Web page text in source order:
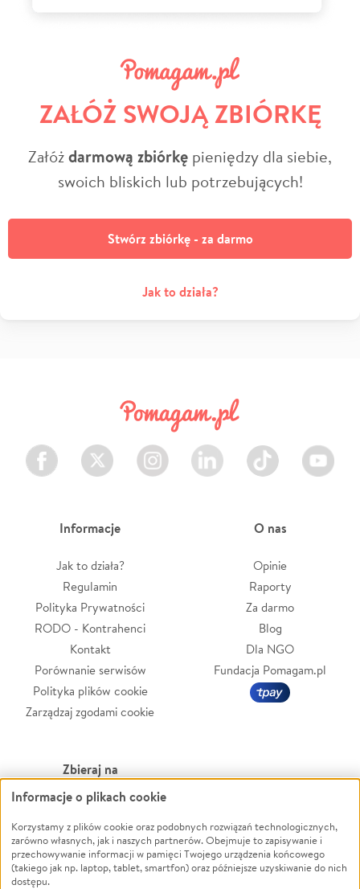
ZAŁÓŻ SWOJĄ ZBIÓRKĘ
Załóżdarmową zbiórkę pieniędzy dla siebie,
swoich bliskich lub potrzebujących!
Stwórz zbiórkę - za darmo
Jak to działa?
Facebook Twitter Instagram LinkedIn TikTok Youtube
Informacje
Jak to działa?
Regulamin
Polityka Prywatności
RODO - Kontrahenci
Kontakt
Porównanie serwisów
Polityka plików cookie
Zarządzaj zgodami cookie
O nas
Opinie
Raporty
Za darmo
Blog
Dla NGO
Fundacja Pomagam.pl
Zbieraj na
Leczenie
Zwierzęta
Pożar
Ukraina
Powódź
Wichura
NGO
Informacje o plikach cookie
Korzystamy z plików cookie oraz podobnych rozwiązań technologicznych,
zarówno własnych, jak i naszych partnerów. Obejmuje to zapisywanie i
przechowywanie informacji w pamięci Twojego urządzenia końcowego
(takiego jak np. laptop, tablet, smartfon) oraz późniejsze uzyskiwanie do nich
dostępu.